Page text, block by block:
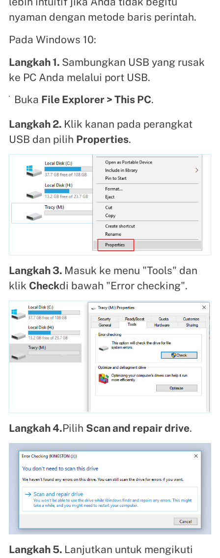
nyaman dengan metode baris perintah.
Pada Windows 10:
Langkah 1. Sambungkan USB yang rusak
ke PC Anda melalui port USB.
Buka File Explorer > This PC.
Langkah 2. Klik kanan pada perangkat
USB dan pilih Properties.
Langkah 3. Masuk ke menu "Tools" dan
klik Checkdi bawah "Error checking".
Langkah 4.Pilih Scan and repair drive.
Langkah 5. Lanjutkan untuk mengikuti